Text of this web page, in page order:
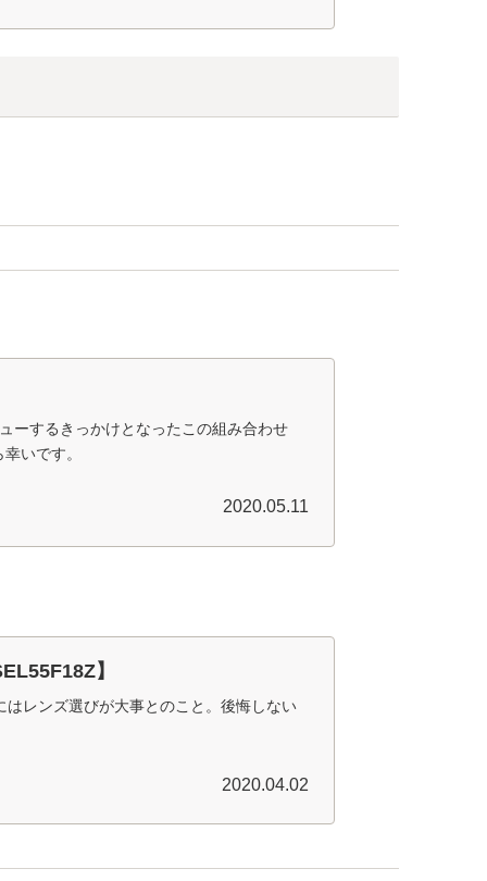
ーするきっかけとなったこの組み合わせ
いです。
2020.05.11
】
レンズ選びが大事とのこと。後悔しない
2020.04.02